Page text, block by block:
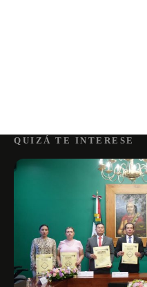
QUIZÁ TE INTERESE